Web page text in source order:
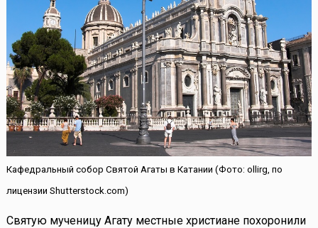
Кафедральный собор Святой Агаты в Катании (Фото: ollirg, по
лицензии Shutterstock.com)
Святую мученицу Агату местные христиане похоронили